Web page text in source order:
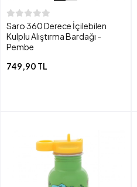
Saro 360 Derece İçilebilen
Kulplu Alıştırma Bardağı -
Pembe
749,90 TL